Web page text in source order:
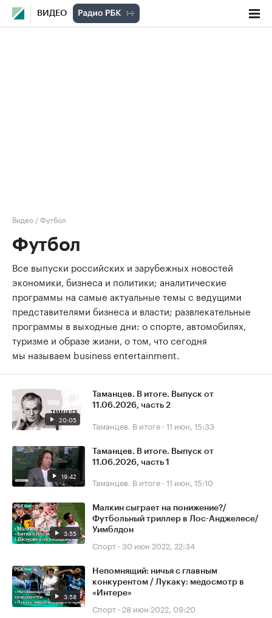
ВИДЕО
Видео /Футбол
Футбол
Все выпуски российских и зарубежных новостей
экономики, бизнеса и политики; аналитические
программы на самые актуальные темы с ведущими
представителями бизнеса и власти; развлекательные
программы в выходные дни: о спорте, автомобилях,
туризме и образе жизни, о том, что сегодня
мы называем business entertainment.
20:05
Таманцев. В итоге. Выпуск от
11.06.2026, часть 2
Таманцев. В итоге · 11 июн, 15:33
19:42
Таманцев. В итоге. Выпуск от
11.06.2026, часть 1
Таманцев. В итоге · 11 июн, 15:10
3:55
Малкин сыграет на понижение?/
Футбольный триллер в Лос-Анджелесе/
Уимблдон
Спорт · 30 июн 2022, 22:34
3:58
Непомнящий: ничья с главным
конкурентом / Лукаку: медосмотр в
«Интере»
Спорт · 28 июн 2022, 09:20